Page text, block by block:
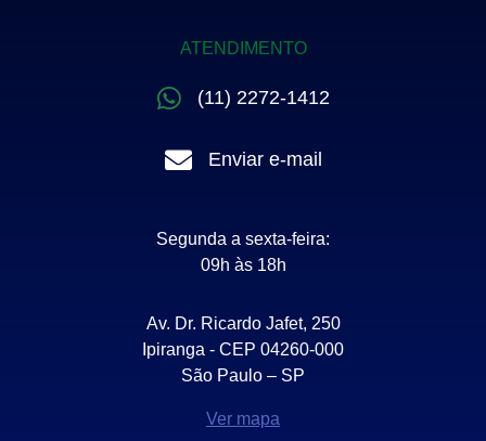
ATENDIMENTO
(11) 2272-1412
Enviar e-mail
Segunda a sexta-feira:
09h às 18h
Av. Dr. Ricardo Jafet, 250
Ipiranga - CEP 04260-000
São Paulo – SP
Ver mapa